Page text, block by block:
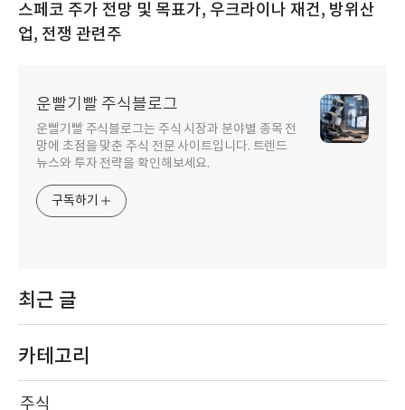
스페코 주가 전망 및 목표가, 우크라이나 재건, 방위산
업, 전쟁 관련주
운빨기빨 주식블로그
운빨기빨 주식블로그는 주식 시장과 분야별 종목 전
망에 초점을 맞춘 주식 전문 사이트입니다. 트렌드
뉴스와 투자 전략을 확인해보세요.
구독하기
최근 글
카테고리
주식